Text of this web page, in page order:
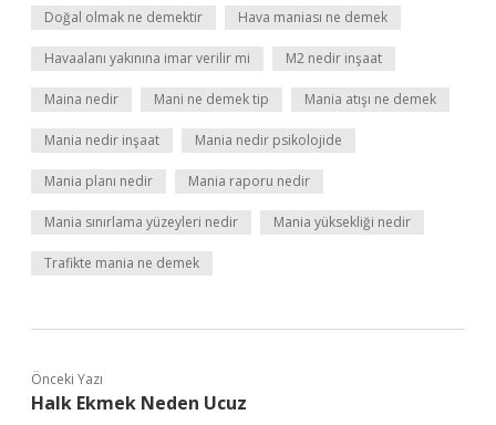
Doğal olmak ne demektir Hava maniası ne demek
Havaalanı yakınına imar verilir mi M2 nedir inşaat
Maina nedir Mani ne demek tip Mania atışı ne demek
Mania nedir inşaat Mania nedir psikolojide
Mania planı nedir Mania raporu nedir
Mania sınırlama yüzeyleri nedir Mania yüksekliği nedir
Trafikte mania ne demek
Önceki Yazı
Halk Ekmek Neden Ucuz